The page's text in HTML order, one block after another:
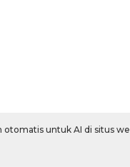
untuk AI di situs
2026 05:32